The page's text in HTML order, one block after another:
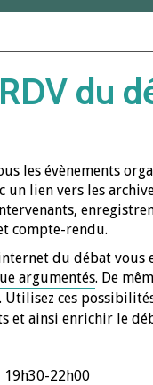
du
les évènements
un lien vers les
compte-rendu.
du débat
argumentés. De
. Utilisez ces
et ainsi enrichir le
19h30-22h00